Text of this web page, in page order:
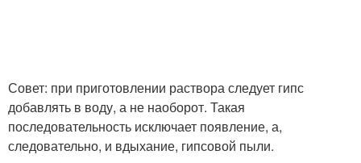
Совет: при приготовлении раствора следует гипс
добавлять в воду, а не наоборот. Такая
последовательность исключает появление, а,
следовательно, и вдыхание, гипсовой пыли.